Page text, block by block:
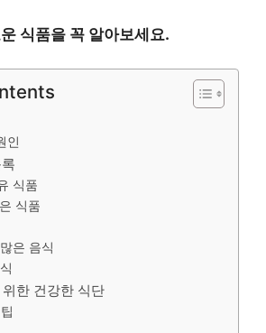
식품을 꼭 알아보세요.
인
식품
식품
은 음식
한 건강한 식단